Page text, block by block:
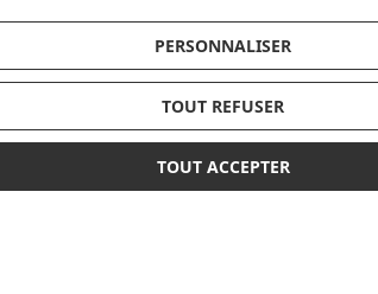
de l'enfant.PERSONNALISER
TOUT REFUSER
TOUT ACCEPTER